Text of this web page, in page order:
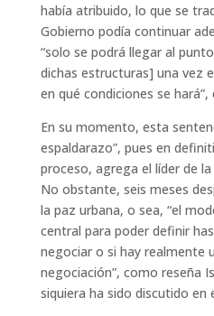
había atribuido, lo que se
Gobierno podía continuar
“solo se podrá llegar al
dichas estructuras] una vez
en qué condiciones se
En su momento, esta
espaldarazo”, pues en
proceso, agrega el líder de
No obstante, seis meses
la paz urbana, o sea, “el
central para poder definir
negociar o si hay realmente
negociación”, como reseña
siquiera ha sido discutido en